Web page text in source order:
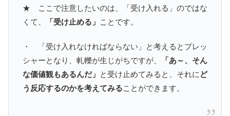
★ ここで注意したいのは、「受け入れる」のではな
くて、
「受け止める」 ことです。
・ 「受け入れなければならない」と考えるとプレッ
シャーとなり、軋轢が生じがちですが、
「あ～、そん
な価値観もあるんだ」 と受け止めてみると、それに ど
う反応するのかを考えてみることができます。